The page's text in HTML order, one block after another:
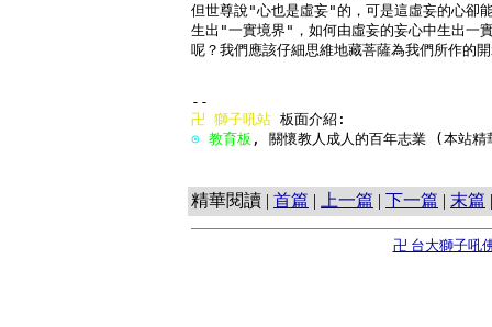
但世尊說"心也是虛妄"的，可是這虛妄的心卻
生出"一實境界"，如何由虛妄的妄心中生出一
呢？我們應該仔細思維地藏菩薩為我們所作的
卍 獅子吼站
⊙ 教育板 , 關懷教人成人的百年志業 (本
精華閱讀 | 首篇 | 上一篇 | 下一篇 | 末篇
卍 台大獅子吼